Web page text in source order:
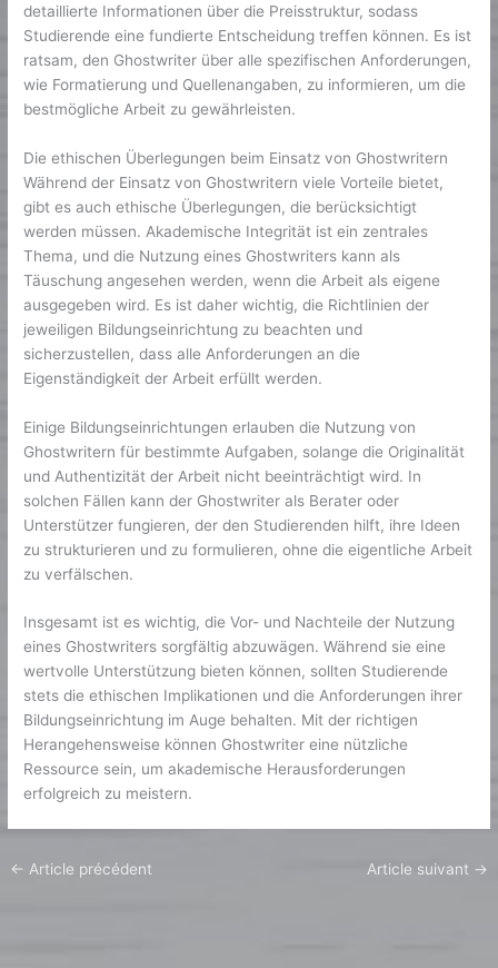
detaillierte Informationen über die Preisstruktur, sodass
Studierende eine fundierte Entscheidung treffen können. Es ist
ratsam, den Ghostwriter über alle spezifischen Anforderungen,
wie Formatierung und Quellenangaben, zu informieren, um die
bestmögliche Arbeit zu gewährleisten.
Die ethischen Überlegungen beim Einsatz von Ghostwritern
Während der Einsatz von Ghostwritern viele Vorteile bietet,
gibt es auch ethische Überlegungen, die berücksichtigt
werden müssen. Akademische Integrität ist ein zentrales
Thema, und die Nutzung eines Ghostwriters kann als
Täuschung angesehen werden, wenn die Arbeit als eigene
ausgegeben wird. Es ist daher wichtig, die Richtlinien der
jeweiligen Bildungseinrichtung zu beachten und
sicherzustellen, dass alle Anforderungen an die
Eigenständigkeit der Arbeit erfüllt werden.
Einige Bildungseinrichtungen erlauben die Nutzung von
Ghostwritern für bestimmte Aufgaben, solange die Originalität
und Authentizität der Arbeit nicht beeinträchtigt wird. In
solchen Fällen kann der Ghostwriter als Berater oder
Unterstützer fungieren, der den Studierenden hilft, ihre Ideen
zu strukturieren und zu formulieren, ohne die eigentliche Arbeit
zu verfälschen.
Insgesamt ist es wichtig, die Vor- und Nachteile der Nutzung
eines Ghostwriters sorgfältig abzuwägen. Während sie eine
wertvolle Unterstützung bieten können, sollten Studierende
stets die ethischen Implikationen und die Anforderungen ihrer
Bildungseinrichtung im Auge behalten. Mit der richtigen
Herangehensweise können Ghostwriter eine nützliche
Ressource sein, um akademische Herausforderungen
erfolgreich zu meistern.
← Article précédent Article suivant →